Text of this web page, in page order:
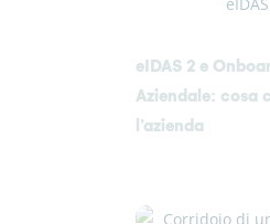
eIDAS 2 e
Aziendale: cosa
l’azienda